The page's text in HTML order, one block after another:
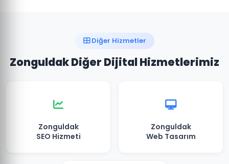
Diğer Hizmetler
Zonguldak Diğer Dijital Hizmetlerimiz
Zonguldak
SEO Hizmeti
Zonguldak
Web Tasarım